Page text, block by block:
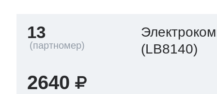
13
(LB8140)
2640